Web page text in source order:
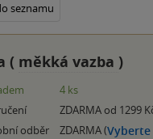
seznamu
( měkká vazba )
4 ks
ZDARMA od 1299
odběr
ZDARMA (